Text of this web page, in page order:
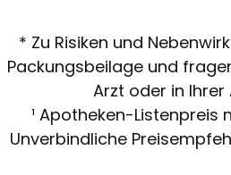
* Zu Risiken und
Packungsbeilage und
Arzt oder in Ihrer
¹ Apotheken-Listenpreis
Unverbindliche